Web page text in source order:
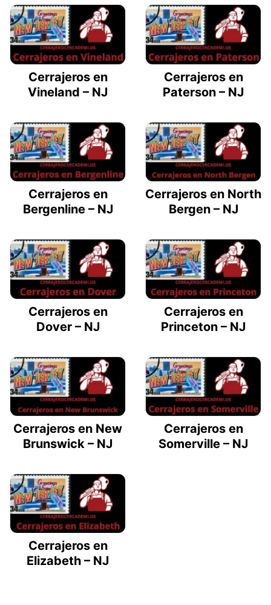
Cerrajeros en
Vineland – NJ
Cerrajeros en
Paterson – NJ
Cerrajeros en
Bergenline – NJ
Cerrajeros en North
Bergen – NJ
Cerrajeros en
Dover – NJ
Cerrajeros en
Princeton – NJ
Cerrajeros en New
Brunswick – NJ
Cerrajeros en
Somerville – NJ
Cerrajeros en
Elizabeth – NJ